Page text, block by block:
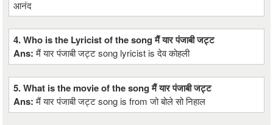
आनंद
4. Who is the Lyricist of the song मैं यार पंजाबी जट्ट
Ans:मैं यार पंजाबी जट्ट song lyricist is देव कोहली
5. What is the movie of the song मैं यार पंजाबी जट्ट
Ans:मैं यार पंजाबी जट्ट song is from जो बोले सो निहाल